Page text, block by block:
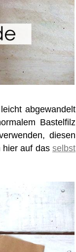
abgewandelt
Bastelfilz
diesen
hier auf das selbst